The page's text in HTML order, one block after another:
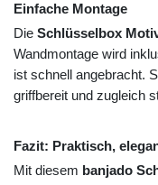
Einfache Montage
Die Schlüsselbox
Wandmontage wird
ist schnell angebracht.
griffbereit und zugleich
Fazit: Praktisch,
Mit diesem banjado